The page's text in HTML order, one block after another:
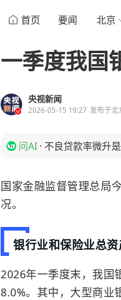
首页 要闻 北京
一季度我国
央视新闻
2026-05-15 19:27 发布于北
问AI · 不良贷款率微升
国家金融监督管理总局
况。
银行业和保险业总
2026年一季度末，我国
8.0%。其中，大型商业